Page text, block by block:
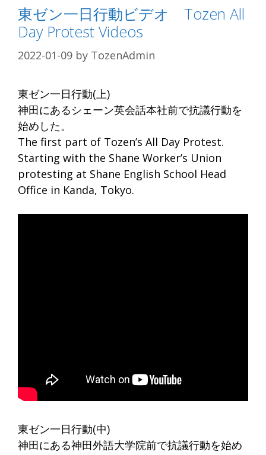
東ゼン一日行動ビデオ Tozen All
Day Protest Videos
2022-01-09 by TozenAdmin
東ゼン一日行動(上)
神田にあるシェーン英会話本社前で抗議行動を
始めした。
The first part of Tozen’s All Day Protest.
Starting with the Shane Worker’s Union
protesting at Shane English School Head
Office in Kanda, Tokyo.
東ゼン一日行動(中)
神田にある神田外語大学院前で抗議行動を始め